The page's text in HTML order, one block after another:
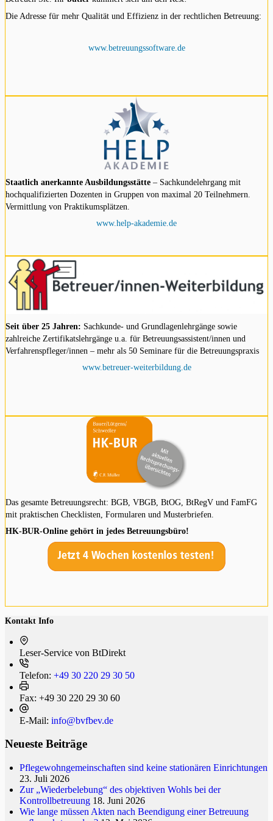
Die Adresse für mehr Qualität und Effizienz in der rechtlichen Betreuung:
www.betreuungssoftware.de
Staatlich anerkannte Ausbildungsstätte – Sachkundelehrgang mit
hochqualifizierten Dozenten in Gruppen von maximal 20 Teilnehmern.
Vermittlung von Praktikumsplätzen.
www.help-akademie.de
Seit über 25 Jahren: Sachkunde- und Grundlagenlehrgänge sowie
zahlreiche Zertifikatslehrgänge u.a. für Betreuungsassistent/innen und
Verfahrenspfleger/innen – mehr als 50 Seminare für die Betreuungspraxis
www.betreuer-weiterbildung.de
Das gesamte Betreuungsrecht: BGB, VBGB, BtOG, BtRegV und FamFG
mit praktischen Checklisten, Formularen und Musterbriefen.
HK-BUR-Online gehört in jedes Betreuungsbüro!
Kontakt Info
Leser-Service von BtDi­rekt
Telefon: +49 30 220 29 30 50
Fax: +49 30 220 29 30 60
E-Mail: info@bvfbev.de
Neueste Beiträge
Pflegewohngemeinschaften sind keine stationären Einrichtungen
23. Juli 2026
Zur „Wiederbelebung“ des objektiven Wohls bei der
Kontrollbetreuung 18. Juni 2026
Wie lange müssen Akten nach Beendigung einer Betreuung